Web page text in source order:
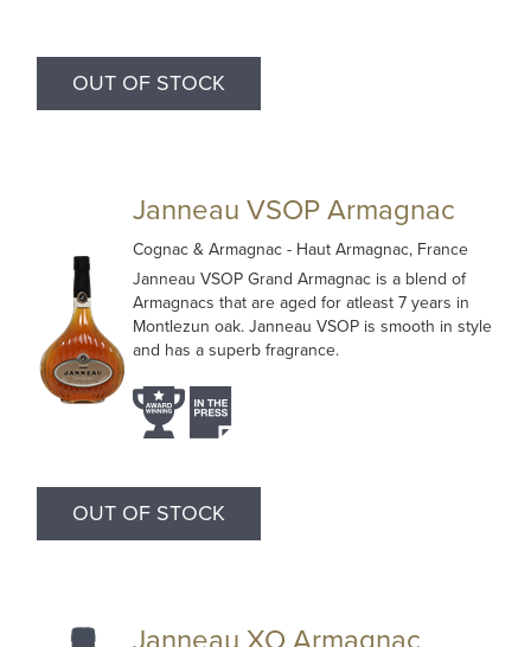
OUT OF STOCK
Janneau VSOP Armagnac
Cognac & Armagnac - Haut Armagnac, France
Janneau VSOP Grand Armagnac is a blend of
Armagnacs that are aged for atleast 7 years in
Montlezun oak. Janneau VSOP is smooth in style
and has a superb fragrance.
OUT OF STOCK